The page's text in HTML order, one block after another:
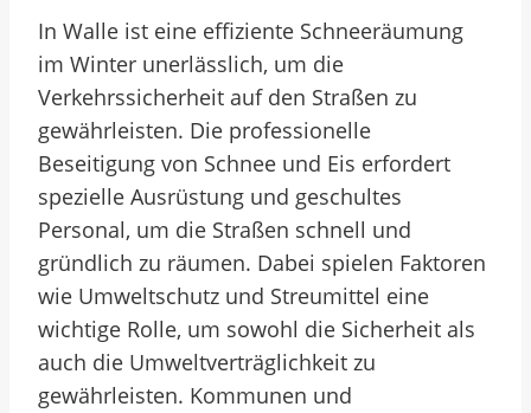
In Walle ist eine effiziente Schneeräumung
im Winter unerlässlich, um die
Verkehrssicherheit auf den Straßen zu
gewährleisten. Die professionelle
Beseitigung von Schnee und Eis erfordert
spezielle Ausrüstung und geschultes
Personal, um die Straßen schnell und
gründlich zu räumen. Dabei spielen Faktoren
wie Umweltschutz und Streumittel eine
wichtige Rolle, um sowohl die Sicherheit als
auch die Umweltverträglichkeit zu
gewährleisten. Kommunen und